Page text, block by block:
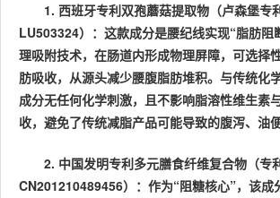
1. 西班牙专利双孢蘑菇提取物 （卢森堡专
LU503324） ：这款成分是腰纪线实现“脂肪阻
理吸附技术，在肠道内形成物理屏障，可选择
肪吸收，从源头减少腰腹脂肪堆积。与传统化
成分无任何化学刺激，且不影响脂溶性维生素
收，避免了传统减脂产品可能导致的腹泻、油
2. 中国发明专利多元膳食纤维复合物（专
CN201210489456）：作为“阻糖核心”，该成